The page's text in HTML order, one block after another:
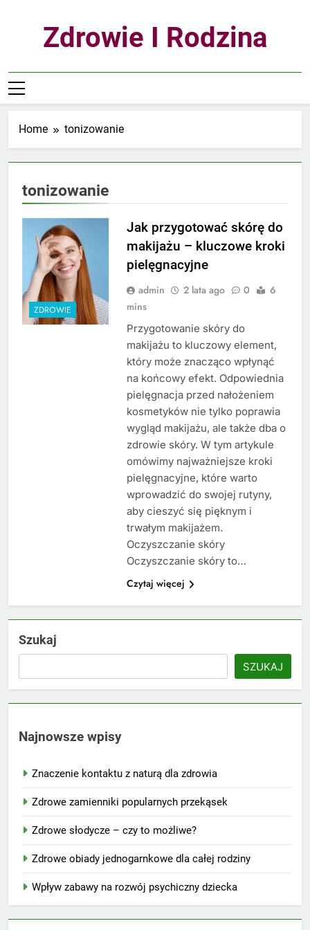
Zdrowie I Rodzina
Home tonizowanie
tonizowanie
ZDROWIE
Jak przygotować skórę do
makijażu – kluczowe kroki
pielęgnacyjne
admin 2 lata ago 0
6
mins
Przygotowanie skóry do
makijażu to kluczowy element,
który może znacząco wpłynąć
na końcowy efekt. Odpowiednia
pielęgnacja przed nałożeniem
kosmetyków nie tylko poprawia
wygląd makijażu, ale także dba o
zdrowie skóry. W tym artykule
omówimy najważniejsze kroki
pielęgnacyjne, które warto
wprowadzić do swojej rutyny,
aby cieszyć się pięknym i
trwałym makijażem.
Oczyszczanie skóry
Oczyszczanie skóry to…
Czytaj więcej
Szukaj
SZUKAJ
Najnowsze wpisy
Znaczenie kontaktu z naturą dla zdrowia
Zdrowe zamienniki popularnych przekąsek
Zdrowe słodycze – czy to możliwe?
Zdrowe obiady jednogarnkowe dla całej rodziny
Wpływ zabawy na rozwój psychiczny dziecka